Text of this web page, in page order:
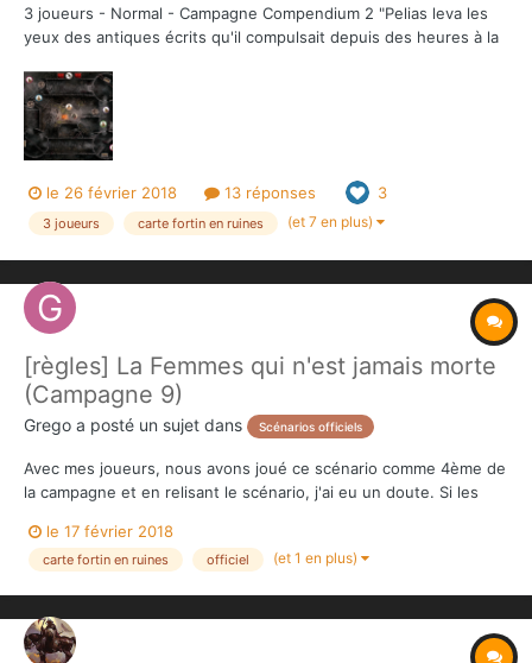
3 joueurs - Normal - Campagne Compendium 2 "Pelias leva les
yeux des antiques écrits qu'il compulsait depuis des heures à la
fatigue… Malgré tous ses efforts à parcourir les rayonnages des
archives de la Grande Bibliot...
le 26 février 2018 13 réponses 3
3 joueurs carte fortin en ruines (et 7 en plus)
[règles] La Femmes qui n'est jamais morte
(Campagne 9)
Grego a posté un sujet dans Scénarios officiels
Avec mes joueurs, nous avons joué ce scénario comme 4ème de
la campagne et en relisant le scénario, j'ai eu un doute. Si les
scénario ? La conclusion du scénario semble indiquer que non
mais nous avons joué à l'inverse.
le 17 février 2018
carte fortin en ruines officiel (et 1 en plus)